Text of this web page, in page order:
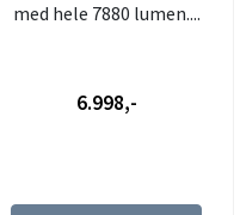
med hele 7880 lumen....
6.998,-